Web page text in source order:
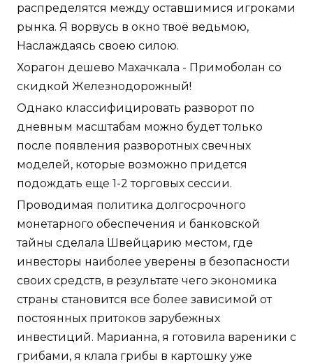
распределятся между оставшимися игроками
рынка. Я ворвусь в окно твоё ведьмою,
Наслаждаясь своею силою.
Хорагон дешево Махачкала - Примоболан со
скидкой Железнодорожный!
Однако классифицировать разворот по
дневным масштабам можно будет только
после появления разворотных свечных
моделей, которые возможно придется
подождать еще 1-2 торговых сессии.
Проводимая политика долгосрочного
монетарного обеспечения и банковской
тайны сделала Швейцарию местом, где
инвесторы наиболее уверены в безопасности
своих средств, в результате чего экономика
страны становится все более зависимой от
постоянных притоков зарубежных
инвестиций. Марианна, я готовила вареники с
грибами, я клала грибы в картошку уже